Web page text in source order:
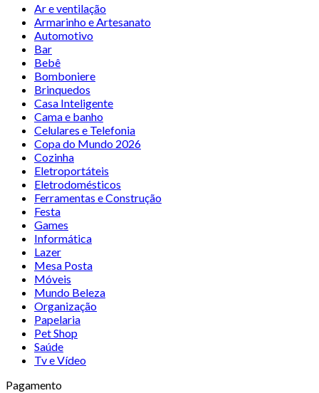
Ar e ventilação
Armarinho e Artesanato
Automotivo
Bar
Bebê
Bomboniere
Brinquedos
Casa Inteligente
Cama e banho
Celulares e Telefonia
Copa do Mundo 2026
Cozinha
Eletroportáteis
Eletrodomésticos
Ferramentas e Construção
Festa
Games
Informática
Lazer
Mesa Posta
Móveis
Mundo Beleza
Organização
Papelaria
Pet Shop
Saúde
Tv e Vídeo
Pagamento